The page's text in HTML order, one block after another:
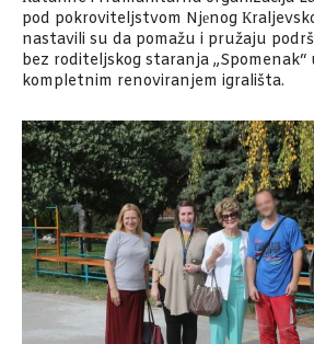
pod pokroviteljstvom Njеnog
nastavili su da pomažu i pružaju
bez roditeljskog staranja „Spomenak“
kompletnim renoviranjem igrališta.